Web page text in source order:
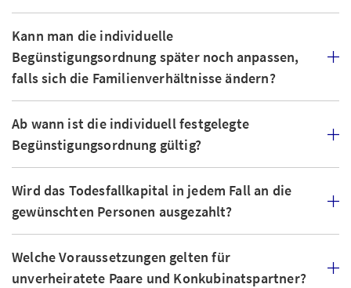
Kann man die individuelle
Begünstigungsordnung später noch anpassen,
falls sich die Familienverhältnisse ändern?
Ab wann ist die individuell festgelegte
Begünstigungsordnung gültig?
Wird das Todesfallkapital in jedem Fall an die
gewünschten Personen ausgezahlt?
Welche Voraussetzungen gelten für
unverheiratete Paare und Konkubinatspartner?